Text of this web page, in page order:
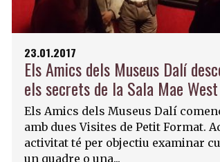
23.01.2017
Els Amics dels Museus Dalí
els secrets de la Sala Mae West
Els Amics dels Museus Dalí
amb dues Visites de Petit Format.
activitat té per objectiu examinar
un quadre o una...